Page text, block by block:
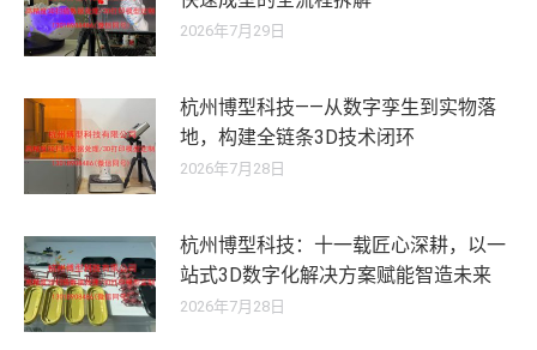
2026年7月29日
杭州博型科技——从数字孪生到实物落
地，构建全链条3D技术闭环
2026年7月28日
杭州博型科技：十一载匠心深耕，以一
站式3D数字化解决方案赋能智造未来
2026年7月28日